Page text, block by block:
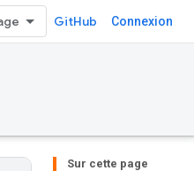
GitHub Connexion
Sur cette page